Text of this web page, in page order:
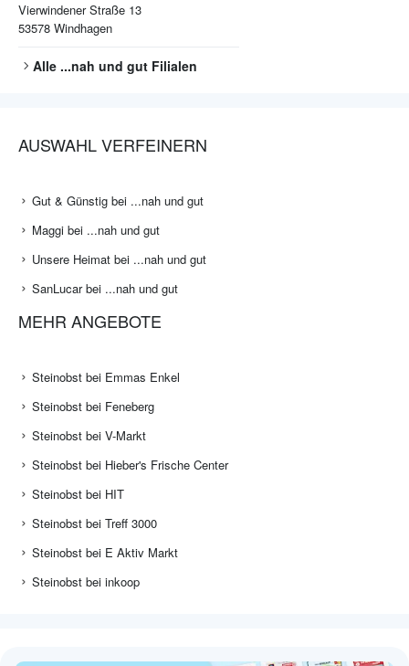
Vierwindener Straße 13
53578 Windhagen
Alle ...nah und gut Filialen
AUSWAHL VERFEINERN
Gut & Günstig bei ...nah und gut
Maggi bei ...nah und gut
Unsere Heimat bei ...nah und gut
SanLucar bei ...nah und gut
MEHR ANGEBOTE
Steinobst bei Emmas Enkel
Steinobst bei Feneberg
Steinobst bei V-Markt
Steinobst bei Hieber's Frische Center
Steinobst bei HIT
Steinobst bei Treff 3000
Steinobst bei E Aktiv Markt
Steinobst bei inkoop